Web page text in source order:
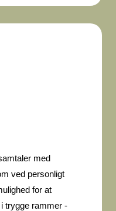
med
ved personligt
for at
trygge rammer -